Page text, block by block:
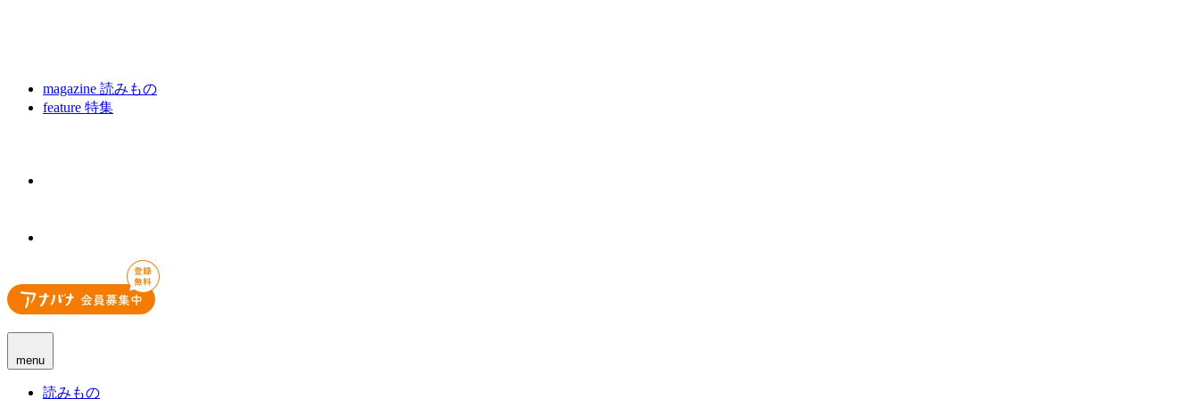
magazine 読みもの
feature 特集
menu
読みもの